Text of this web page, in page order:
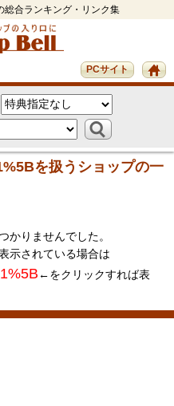
総合ランキング・リンク集
PCサイト
を扱うショップの一
かりませんでした。
示されている場合は
←をクリックすれば表